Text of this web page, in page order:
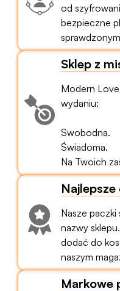
od
bezpieczne
Sklep z
Modern
wydaniu:
Swobodna.
Świadoma.
Na Twoich
Najlepsze
Nasze
nazwy
dodać do
naszym
Markowe